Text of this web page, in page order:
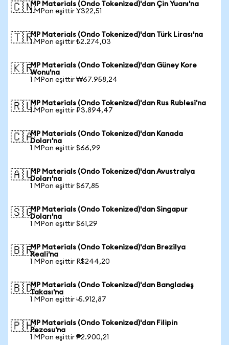
🇨🇳MP Materials (Ondo Tokenized)'dan Çin Yuanı'na
1 MPon eşittir ¥322,51
🇹🇷MP Materials (Ondo Tokenized)'dan Türk Lirası'na
1 MPon eşittir ₺2.274,03
🇰🇷MP Materials (Ondo Tokenized)'dan Güney Kore
Wonu'na
1 MPon eşittir ₩67.958,24
🇷🇺MP Materials (Ondo Tokenized)'dan Rus Rublesi'na
1 MPon eşittir ₽3.894,47
🇨🇦MP Materials (Ondo Tokenized)'dan Kanada
Doları'na
1 MPon eşittir $66,99
🇦🇺MP Materials (Ondo Tokenized)'dan Avustralya
Doları'na
1 MPon eşittir $67,85
🇸🇬MP Materials (Ondo Tokenized)'dan Singapur
Doları'na
1 MPon eşittir $61,29
🇧🇷MP Materials (Ondo Tokenized)'dan Brezilya
Reali'na
1 MPon eşittir R$244,20
🇧🇩MP Materials (Ondo Tokenized)'dan Bangladeş
Takası'na
1 MPon eşittir ৳5.912,87
🇵🇭MP Materials (Ondo Tokenized)'dan Filipin
Pezosu'na
1 MPon eşittir ₱2.900,21